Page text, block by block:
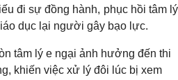
đi sự đồng hành, phục hồi tâm lý
dục lại người gây bạo lực.
tâm lý e ngại ảnh hưởng đến thi
khiến việc xử lý đôi lúc bị xem